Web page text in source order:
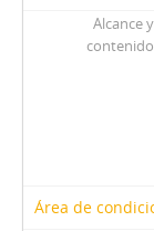
Alcance y
contenido
Área de